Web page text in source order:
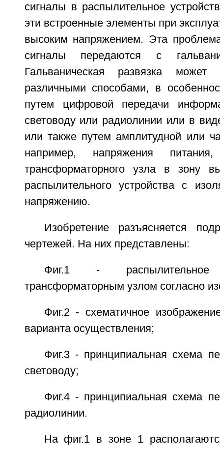
сигналы в распылительное
эти встроенные элементы при
высоким напряжением. Эта
сигналы передаются с
Гальваническая развязка может
различными способами, в
путем цифровой передачи
световоду или радиолинии или в
или также путем амплитудной или
например, напряжения
трансформаторного узла в зону
распылительного устройства с
напряжению.
Изобретение разъясняется
чертежей. На них представлены:
Фиг.1 -
трансформаторным узлом согласно
Фиг.2 - схематичное
варианта осуществления;
Фиг.3 - принципиальная схема
световоду;
Фиг.4 - принципиальная схема
радиолинии.
На фиг.1 в зоне 1